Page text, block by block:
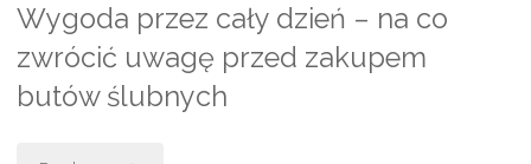
Wygoda przez cały dzień – na co
zwrócić uwagę przed zakupem
butów ślubnych